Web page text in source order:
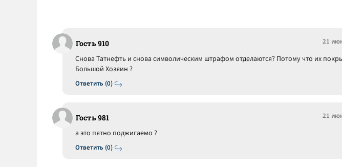
Гость 910 21
Ответить (0)
Снова Татнефть и снова символическим штрафом отделаются? Потому что их
Большой Хозяин ?
Гость 981 21
Ответить (0)
а это пятно поджигаемо ?